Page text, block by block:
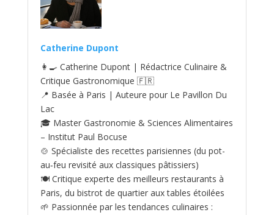
Catherine Dupont
👩‍🍳 Catherine Dupont | Rédactrice Culinaire &
Critique Gastronomique 🇫🇷
📍 Basée à Paris | Auteure pour Le Pavillon Du
Lac
🎓 Master Gastronomie & Sciences Alimentaires
– Institut Paul Bocuse
🍲 Spécialiste des recettes parisiennes (du pot-
au‑feu revisité aux classiques pâtissiers)
🍽️ Critique experte des meilleurs restaurants à
Paris, du bistrot de quartier aux tables étoilées
🌱 Passionnée par les tendances culinaires :